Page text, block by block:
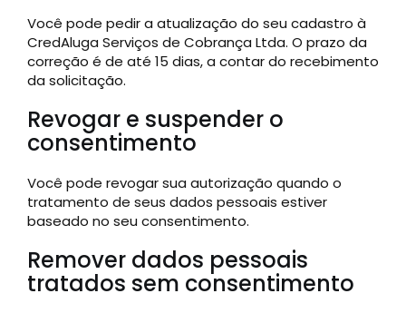
Você pode pedir a atualização do seu cadastro à
CredAluga Serviços de Cobrança Ltda. O prazo da
correção é de até 15 dias, a contar do recebimento
da solicitação.
Revogar e suspender o
consentimento
Você pode revogar sua autorização quando o
tratamento de seus dados pessoais estiver
baseado no seu consentimento.
Remover dados pessoais
tratados sem consentimento